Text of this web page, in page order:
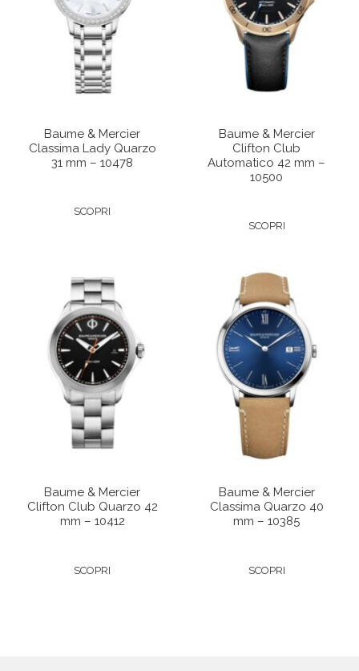
Baume & Mercier
Classima Lady Quarzo
31 mm – 10478
SCOPRI
Baume & Mercier
Clifton Club
Automatico 42 mm –
10500
SCOPRI
Baume & Mercier
Clifton Club Quarzo 42
mm – 10412
SCOPRI
Baume & Mercier
Classima Quarzo 40
mm – 10385
SCOPRI